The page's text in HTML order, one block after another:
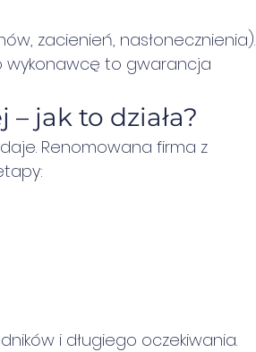
zacienień, nasłonecznienia).
wykonawcę to gwarancja
jak to działa?
Renomowana firma z
i długiego oczekiwania.